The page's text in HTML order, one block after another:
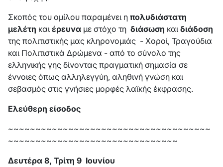
Σκοπός του ομίλου παραμένει η πολυδιάστατη
μελέτη και έρευνα με στόχο τη διάσωση και διάδοση
της πολιτιστικής μας κληρονομιάς - Χοροί, Τραγούδια
και Πολιτιστικά Δρώμενα - από το σύνολο της
ελληνικής γης δίνοντας πραγματική σημασία σε
έννοιες όπως αλληλεγγύη, αληθινή γνώση και
σεβασμός στις γνήσιες μορφές λαϊκής έκφρασης.
Ελεύθερη είσοδος
~~~~~~~~~~~~~~~~~~~~~~~~~~~~~~~~~~~~~
~~~~~~~~~~~~~~~~~~~~~~~~~~~~~~~
Δευτέρα 8, Τρίτη 9 Ιουνίου